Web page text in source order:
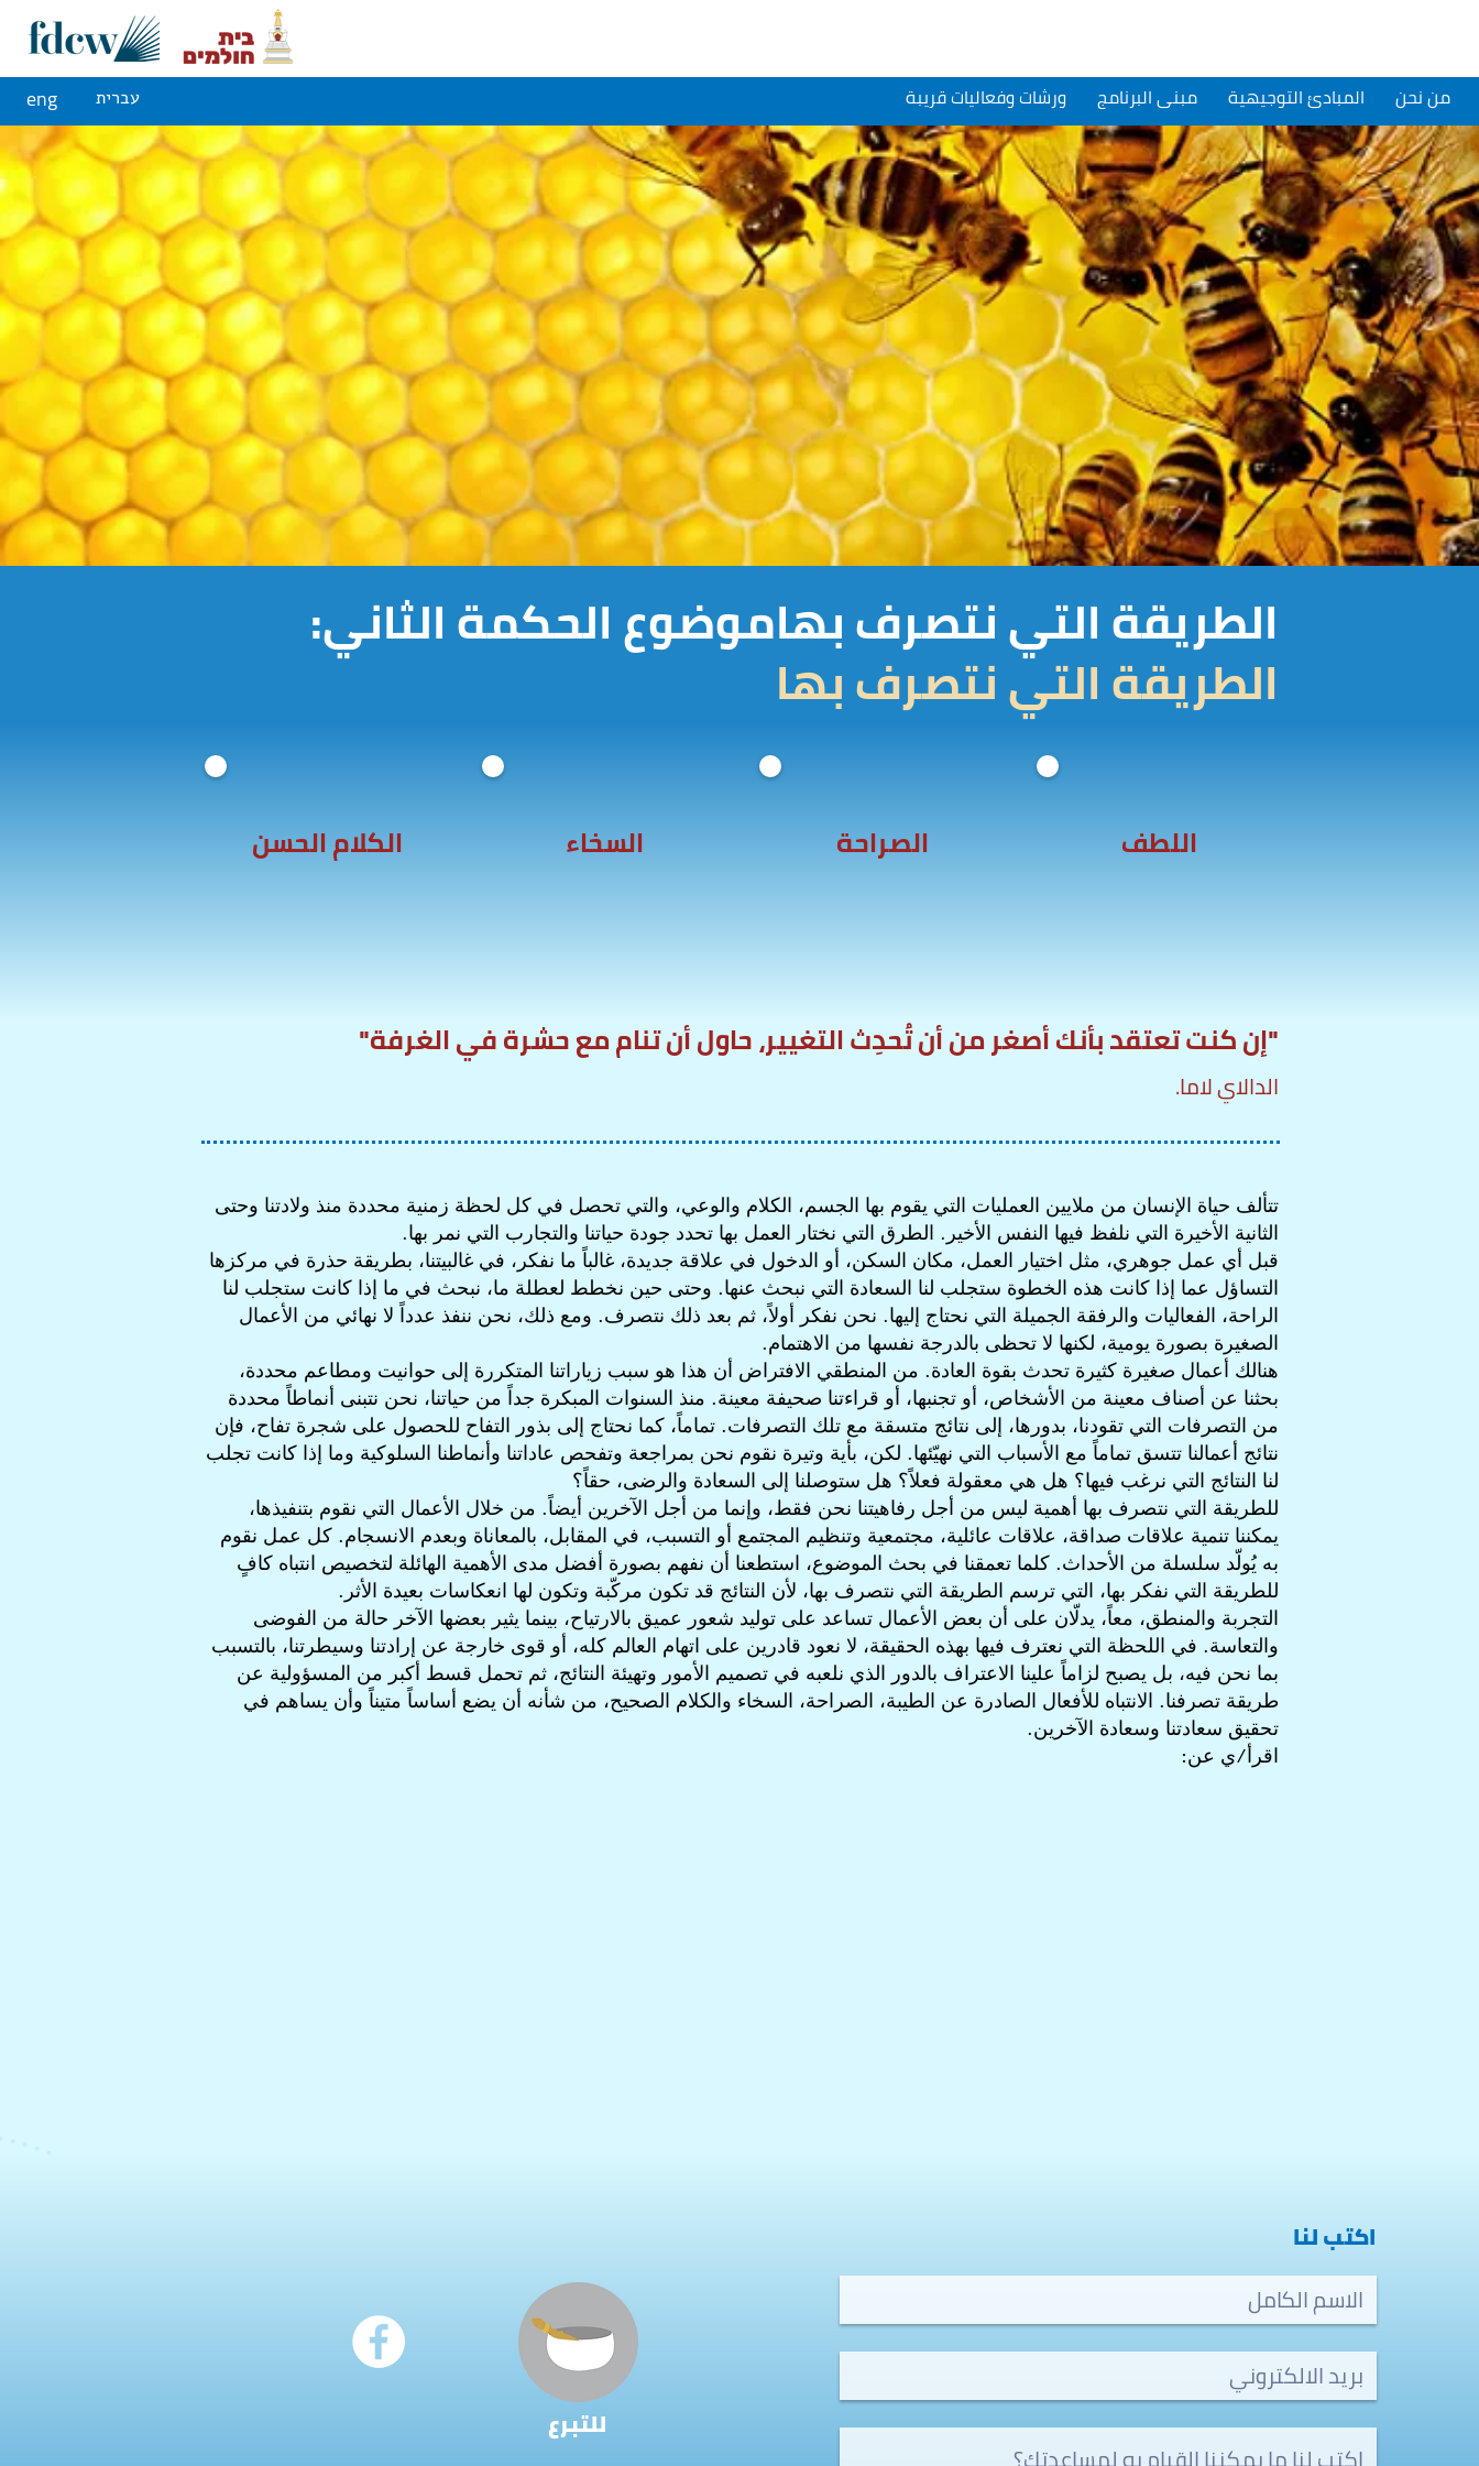
eng עברית من نحن المبادئ التوجيهية مبنى البرنامج ورشات وفعاليات قريبة
الطريقة التي نتصرف بهاموضوع الحكمة الثاني:
الطريقة التي نتصرف بها
اللطف الصراحة السخاء الكلام الحسن
"إن كنت تعتقد بأنك أصغر من أن تُحدِث التغيير، حاول أن تنام مع حشرة في الغرفة"
الدالاي لاما.
تتألف حياة الإنسان من ملايين العمليات التي يقوم بها الجسم، الكلام والوعي، والتي تحصل في كل لحظة زمنية محددة منذ ولادتنا وحتى
الثانية الأخيرة التي نلفظ فيها النفس الأخير. الطرق التي نختار العمل بها تحدد جودة حياتنا والتجارب التي نمر بها.
قبل أي عمل جوهري، مثل اختيار العمل، مكان السكن، أو الدخول في علاقة جديدة، غالباً ما نفكر، في غالبيتنا، بطريقة حذرة في مركزها
التساؤل عما إذا كانت هذه الخطوة ستجلب لنا السعادة التي نبحث عنها. وحتى حين نخطط لعطلة ما، نبحث في ما إذا كانت ستجلب لنا
الراحة، الفعاليات والرفقة الجميلة التي نحتاج إليها. نحن نفكر أولاً، ثم بعد ذلك نتصرف. ومع ذلك، نحن ننفذ عدداً لا نهائي من الأعمال
الصغيرة بصورة يومية، لكنها لا تحظى بالدرجة نفسها من الاهتمام.
هنالك أعمال صغيرة كثيرة تحدث بقوة العادة. من المنطقي الافتراض أن هذا هو سبب زياراتنا المتكررة إلى حوانيت ومطاعم محددة،
بحثنا عن أصناف معينة من الأشخاص، أو تجنبها، أو قراءتنا صحيفة معينة. منذ السنوات المبكرة جداً من حياتنا، نحن نتبنى أنماطاً محددة
من التصرفات التي تقودنا، بدورها، إلى نتائج متسقة مع تلك التصرفات. تماماً، كما نحتاج إلى بذور التفاح للحصول على شجرة تفاح، فإن
نتائج أعمالنا تتسق تماماً مع الأسباب التي نهيّئها. لكن، بأية وتيرة نقوم نحن بمراجعة وتفحص عاداتنا وأنماطنا السلوكية وما إذا كانت تجلب
لنا النتائج التي نرغب فيها؟ هل هي معقولة فعلاً؟ هل ستوصلنا إلى السعادة والرضى، حقاً؟
للطريقة التي نتصرف بها أهمية ليس من أجل رفاهيتنا نحن فقط، وإنما من أجل الآخرين أيضاً. من خلال الأعمال التي نقوم بتنفيذها،
يمكننا تنمية علاقات صداقة، علاقات عائلية، مجتمعية وتنظيم المجتمع أو التسبب، في المقابل، بالمعاناة وبعدم الانسجام. كل عمل نقوم
به يُولّد سلسلة من الأحداث. كلما تعمقنا في بحث الموضوع، استطعنا أن نفهم بصورة أفضل مدى الأهمية الهائلة لتخصيص انتباه كافٍ
للطريقة التي نفكر بها، التي ترسم الطريقة التي نتصرف بها، لأن النتائج قد تكون مركّبة وتكون لها انعكاسات بعيدة الأثر.
التجربة والمنطق، معاً، يدلّان على أن بعض الأعمال تساعد على توليد شعور عميق بالارتياح، بينما يثير بعضها الآخر حالة من الفوضى
والتعاسة. في اللحظة التي نعترف فيها بهذه الحقيقة، لا نعود قادرين على اتهام العالم كله، أو قوى خارجة عن إرادتنا وسيطرتنا، بالتسبب
بما نحن فيه، بل يصبح لزاماً علينا الاعتراف بالدور الذي نلعبه في تصميم الأمور وتهيئة النتائج، ثم تحمل قسط أكبر من المسؤولية عن
طريقة تصرفنا. الانتباه للأفعال الصادرة عن الطيبة، الصراحة، السخاء والكلام الصحيح، من شأنه أن يضع أساساً متيناً وأن يساهم في
تحقيق سعادتنا وسعادة الآخرين.
اقرأ/ي عن:
للتبرع
اكتب لنا